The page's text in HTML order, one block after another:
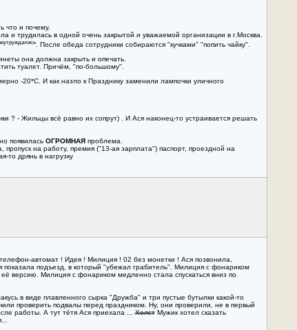
что и почему.
трудилась в одной очень закрытой и уважаемой организации в г.Москва.
. После обеда сотрудники собираются "кучками" "попить чайку".
она должна закрыть и опечать.
туалет. Причём, "по-большому".
-20*С. И как назло к Празднику заменили лампочки уличного
? - Жильцы всё равно их сопрут) . И Ася наконец-то устраивается решать
появилась ОГРОМНАЯпроблема.
на работу, премия ("13-ая зарплата") паспорт, проездной на
то дрянь в нагрузку
автомат ! Идея ! Милиция ! 02 без монетки ! Ася позвонила,
подъезд, в который "убежал грабитель". Милиция с фонариком
версию. Милиция с фонариком медленно стала спускаться вниз по
в виде плавленного сырка "Дружба" и три пустые бутылки какой-то
проверить подвалы перед праздником. Ну, они проверили, не в первый
работы. А тут тётя Ася приехала ...ХолстМужик хотел сказать